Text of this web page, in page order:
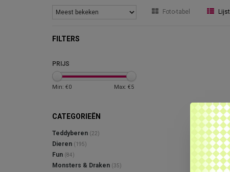
Foto-tabel Lijst
FILTERS
PRIJS
Min: €0 Max: €5
CATEGORIEËN
Teddyberen (22)
Dieren (195)
Fun (84)
Monsters & Draken (35)